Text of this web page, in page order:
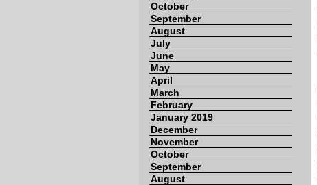
October
September
August
July
June
May
April
March
February
January 2019
December
November
October
September
August